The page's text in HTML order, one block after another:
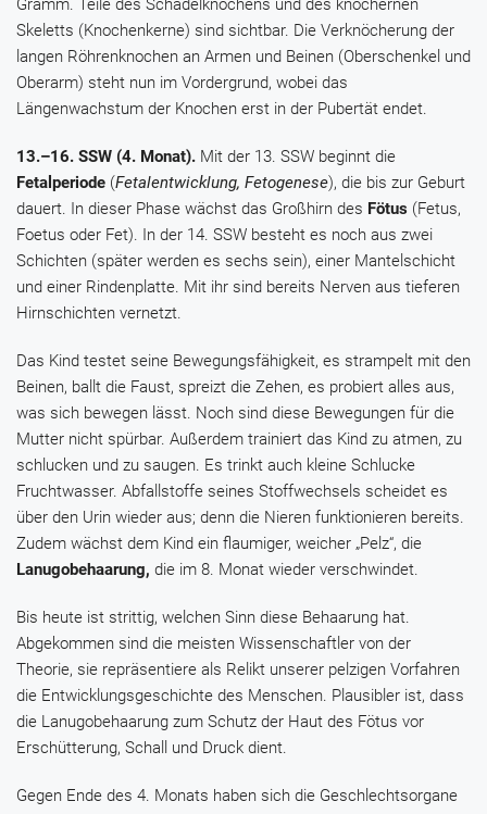
Gramm. Teile des Schädelknochens und des knöchernen
Skeletts (Knochenkerne) sind sichtbar. Die Verknöcherung der
langen Röhrenknochen an Armen und Beinen (Oberschenkel und
Oberarm) steht nun im Vordergrund, wobei das
Längenwachstum der Knochen erst in der Pubertät endet.
13.–16. SSW (4. Monat). Mit der 13. SSW beginnt die
Fetalperiode (Fetalentwicklung, Fetogenese), die bis zur Geburt
dauert. In dieser Phase wächst das Großhirn des Fötus (Fetus,
Foetus oder Fet). In der 14. SSW besteht es noch aus zwei
Schichten (später werden es sechs sein), einer Mantelschicht
und einer Rindenplatte. Mit ihr sind bereits Nerven aus tieferen
Hirnschichten vernetzt.
Das Kind testet seine Bewegungsfähigkeit, es strampelt mit den
Beinen, ballt die Faust, spreizt die Zehen, es probiert alles aus,
was sich bewegen lässt. Noch sind diese Bewegungen für die
Mutter nicht spürbar. Außerdem trainiert das Kind zu atmen, zu
schlucken und zu saugen. Es trinkt auch kleine Schlucke
Fruchtwasser. Abfallstoffe seines Stoffwechsels scheidet es
über den Urin wieder aus; denn die Nieren funktionieren bereits.
Zudem wächst dem Kind ein flaumiger, weicher „Pelz“, die
Lanugobehaarung, die im 8. Monat wieder verschwindet.
Bis heute ist strittig, welchen Sinn diese Behaarung hat.
Abgekommen sind die meisten Wissenschaftler von der
Theorie, sie repräsentiere als Relikt unserer pelzigen Vorfahren
die Entwicklungsgeschichte des Menschen. Plausibler ist, dass
die Lanugobehaarung zum Schutz der Haut des Fötus vor
Erschütterung, Schall und Druck dient.
Gegen Ende des 4. Monats haben sich die Geschlechtsorgane